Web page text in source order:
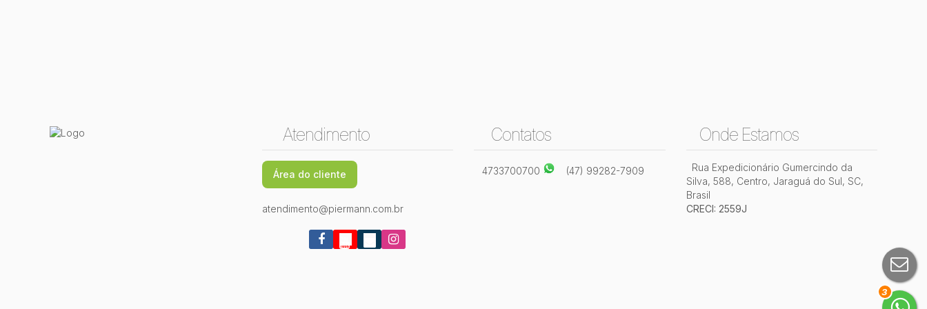
3
Atendimento
Área do cliente
atendimento@piermann.com.br
Contatos
4733700700 (47) 99282-7909
Onde Estamos
Rua Expedicionário Gumercindo da
Silva, 588, Centro, Jaraguá do Sul, SC,
Brasil
CRECI: 2559J